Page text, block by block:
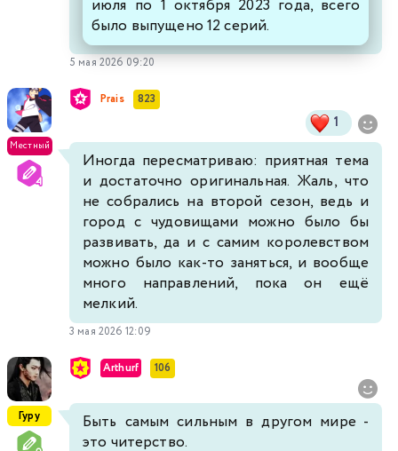
июля по 1 октября 2023 года, всего
было выпущено 12 серий.
5 мая 2026 09:20
Местный
Prais 823
1
Иногда пересматриваю: приятная тема
и достаточно оригинальная. Жаль, что
не собрались на второй сезон, ведь и
город с чудовищами можно было бы
развивать, да и с самим королевством
можно было как-то заняться, и вообще
много направлений, пока он ещё
мелкий.
3 мая 2026 12:09
Гуру
Arthurf 106
Быть самым сильным в другом мире -
это читерство.